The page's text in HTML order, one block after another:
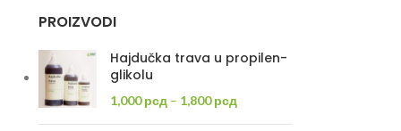
PROIZVODI
Hajdučka trava u propilen-
glikolu
1,000рсд – 1,800рсд